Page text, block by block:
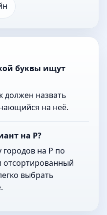
буквы ищут
должен назвать
на неё.
на Р?
городов на Р по
выбрать